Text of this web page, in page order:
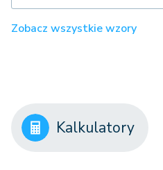
Zobacz wszystkie wzory
Kalkulatory